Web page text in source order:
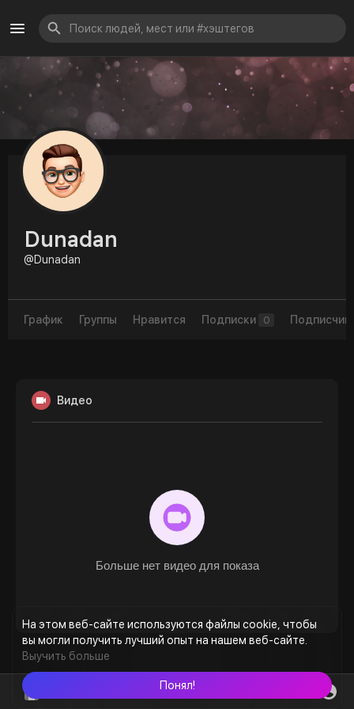
На этом веб-сайте используются файлы cookie, чтобы
вы могли получить лучший опыт на нашем веб-сайте.
Выучить больше
Понял!
Dunadan
@Dunadan
График Группы Нравится Подписки 0
Видео
Больше нет видео для показа